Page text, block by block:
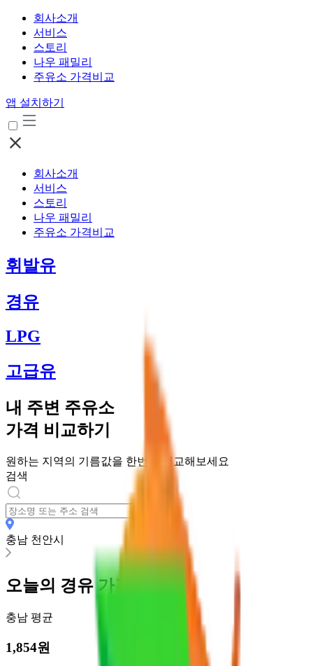
회사소개
서비스
스토리
나우 패밀리
주유소 가격비교
앱 설치하기
회사소개
서비스
스토리
나우 패밀리
주유소 가격비교
휘발유
경유
LPG
고급유
내 주변 주유소
가격 비교하기
원하는 지역의 기름값을 한번에 비교해보세요
검색
충남 천안시
오늘의 경유가격
충남 평균
1,854원